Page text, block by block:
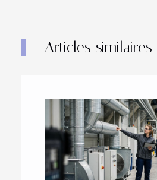
Articles similaires